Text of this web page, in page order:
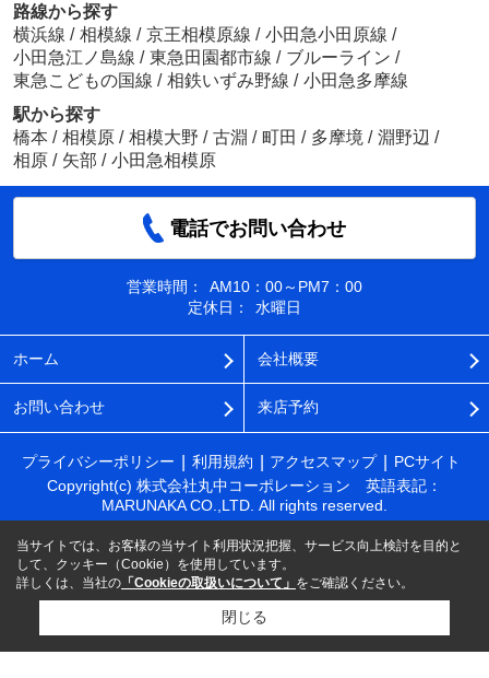
路線から探す
横浜線 / 相模線 / 京王相模原線 / 小田急小田原線 /
小田急江ノ島線 / 東急田園都市線 / ブルーライン /
東急こどもの国線 / 相鉄いずみ野線 / 小田急多摩線
駅から探す
橋本 / 相模原 / 相模大野 / 古淵 / 町田 / 多摩境 / 淵野辺 /
相原 / 矢部 / 小田急相模原
電話でお問い合わせ
営業時間：
AM10：00～PM7：00
定休日：
水曜日
ホーム 会社概要
お問い合わせ 来店予約
プライバシーポリシー 利用規約 アクセスマップ
PCサイト
Copyright(c) 株式会社丸中コーポレーション 英語表記：
MARUNAKA CO.,LTD. All rights reserved.
当サイトでは、お客様の当サイト利用状況把握、サービス向上検討を目的と
して、クッキー（Cookie）を使用しています。
詳しくは、当社の 「Cookieの取扱いについて」 をご確認ください。
閉じる